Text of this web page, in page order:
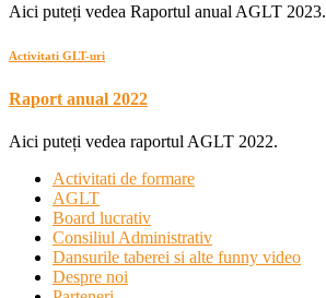
Aici puteți vedea Raportul anual AGLT 2023.
Activitati GLT-uri
Raport anual 2022
Aici puteți vedea raportul AGLT 2022.
Activitati de formare
AGLT
Board lucrativ
Consiliul Administrativ
Dansurile taberei si alte funny video
Despre noi